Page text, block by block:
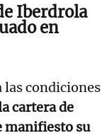
Iberdrola
en
las condiciones
cartera de
manifiesto su